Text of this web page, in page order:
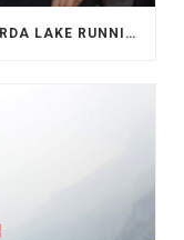
GRANDE FESTA DEI PACERS AL “GARDA LAKE RUNNING FESTIVAL”